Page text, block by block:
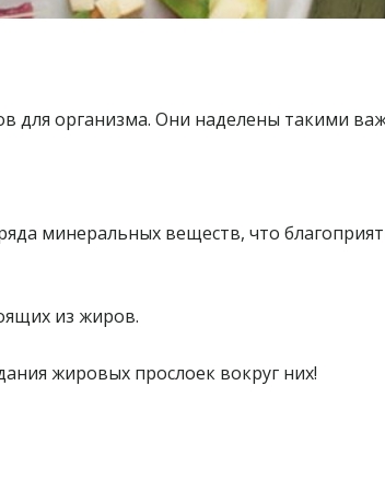
для организма. Они наделены такими
минеральных веществ, что
из жиров.
жировых прослоек вокруг них!